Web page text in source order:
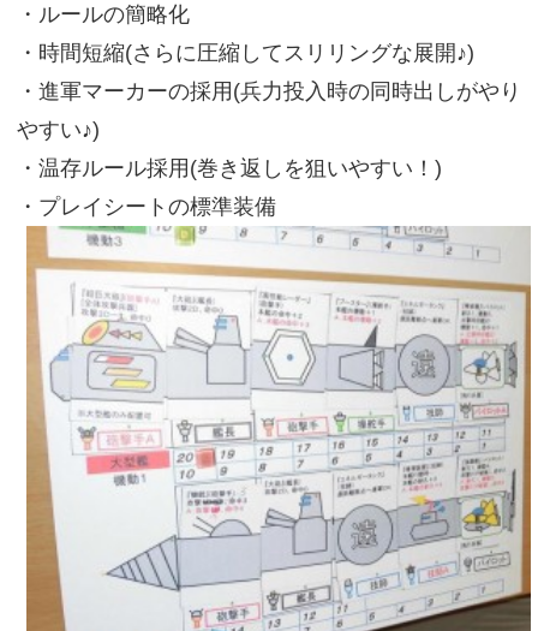
・ルールの簡略化
・時間短縮(さらに圧縮してスリリングな展開♪)
・進軍マーカーの採用(兵力投入時の同時出しがやり
やすい♪)
・温存ルール採用(巻き返しを狙いやすい！)
・プレイシートの標準装備